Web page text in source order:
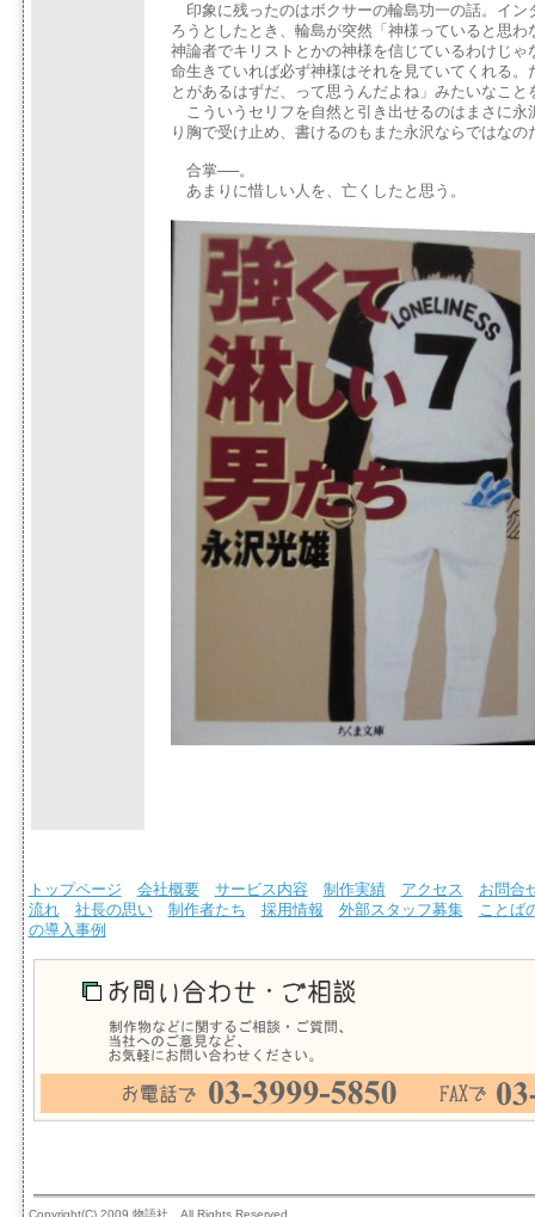
印象に残ったのはボクサーの輪島功一の話。イン
ろうとしたとき、輪島が突然「神様っていると思
神論者でキリストとかの神様を信じているわけじゃ
命生きていれば必ず神様はそれを見ていてくれる。
とがあるはずだ、って思うんだよね」みたいなこと
こういうセリフを自然と引き出せるのはまさに永
り胸で受け止め、書けるのもまた永沢ならではなの
合掌──。
あまりに惜しい人を、亡くしたと思う。
トップページ 会社概要 サービス内容 制作実績 アクセス
お問合
流れ
社長の思い 制作者たち 採用情報 外部スタッフ募集
ことば
の導入事例
Copyright(C) 2009 物語社 All Rights Reserved.